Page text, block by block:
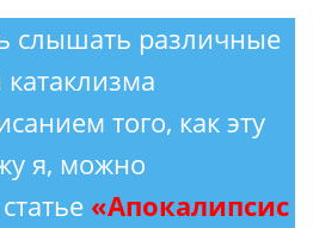
слышать различные
того, как эту
я, можно
«Апокалипсис